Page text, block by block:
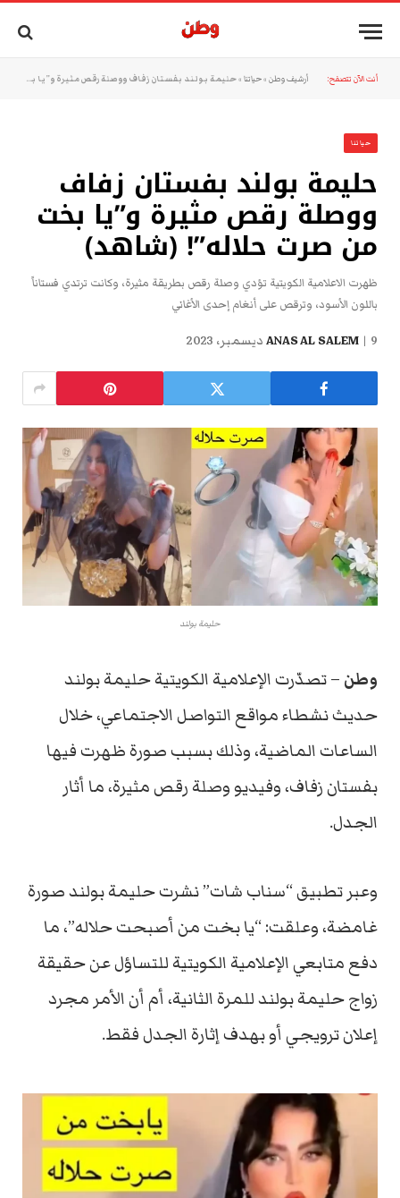
أنت الآن تتصفح: أرشيف وطن »حياتنا »حليمة بولند بفستان زفاف ووصلة رقص مثيرة و”يا بخت من صرت حلاله”! (شاهد)
حياتنا
حليمة بولند بفستان زفاف
ووصلة رقص مثيرة و”يا بخت
من صرت حلاله”! (شاهد)
ظهرت الاعلامية الكويتية تؤدي وصلة رقص بطريقة مثيرة، وكانت ترتدي فستاناً
باللون الأسود، وترقص على أنغام إحدى الأغاني
ANAS AL SALEM 9 ديسمبر، 2023
حليمة بولند
وطن – تصدّرت الإعلامية الكويتية حليمة بولند
حديث نشطاء مواقع التواصل الاجتماعي، خلال
الساعات الماضية، وذلك بسبب صورة ظهرت فيها
بفستان زفاف، وفيديو وصلة رقص مثيرة، ما أثار
الجدل.
وعبر تطبيق “سناب شات” نشرت حليمة بولند صورة
غامضة، وعلقت: “يا بخت من أصبحت حلاله”، ما
دفع متابعي الإعلامية الكويتية للتساؤل عن حقيقة
زواج حليمة بولند للمرة الثانية، أم أن الأمر مجرد
إعلان ترويجي أو بهدف إثارة الجدل فقط.